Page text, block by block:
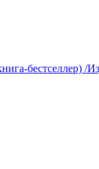
бестселлер) /